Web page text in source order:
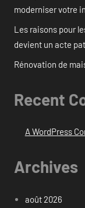
moderniser votre
Les raisons pour
devient un acte
Rénovation de
Recent
A WordPress
Archives
août 2026